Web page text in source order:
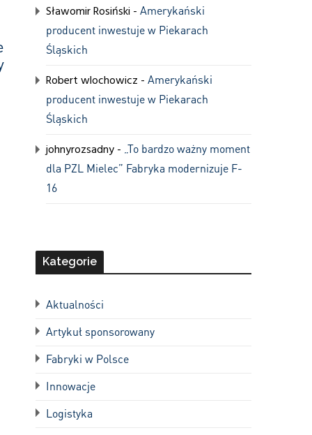
Sławomir Rosiński -Amerykański
producent inwestuje w Piekarach
Śląskich
Robert wlochowicz -Amerykański
producent inwestuje w Piekarach
Śląskich
johnyrozsadny- „To bardzo ważny moment
dla PZL Mielec” Fabryka modernizuje F-
16
Kategorie
Aktualności
Artykuł sponsorowany
Fabryki w Polsce
Innowacje
Logistyka